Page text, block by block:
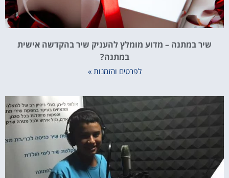
שיר במתנה – מדוע מומלץ להעניק שיר בהקדשה אישית
במתנה?
לפרטים והזמנות »